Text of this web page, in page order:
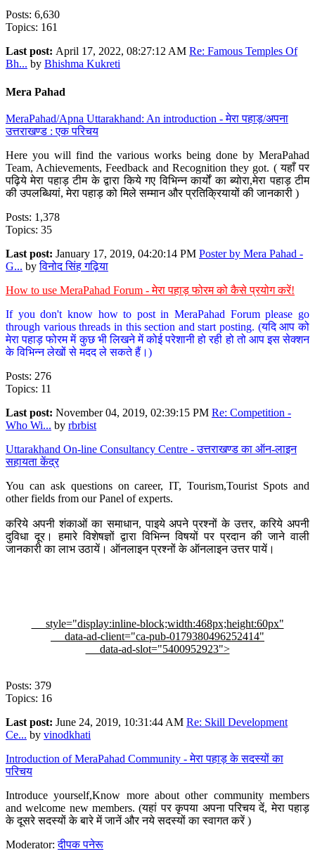
Posts: 6,630
Topics: 161
Last post: April 17, 2022, 08:27:12 AM Re: Famous Temples Of
Bh... by Bhishma Kukreti
Mera Pahad
MeraPahad/Apna Uttarakhand: An introduction - मेरा पहाड़/अपना
उत्तराखण्ड : एक परिचय
Here you will find the various works being done by MeraPahad
Team, Achievements, Feedback and Recognition they got. ( यहाँ पर
पढ़िये मेरा पहाड़ टीम के द्वारा किये गए विभिन्न कार्यों का ब्योरा,मेरा पहाड़ टीम
की उपलब्धियां, मेरा पहाड़ को मिले सम्मान और प्रतिक्रियायों की जानकारी )
Posts: 1,378
Topics: 35
Last post: January 17, 2019, 04:20:14 PM Poster by Mera Pahad -
G... byविनोद सिंह गढ़िया
How to use MeraPahad Forum - मेरा पहाड़ फोरम को कैसे प्रयोग करें!
If you don't know how to post in MeraPahad Forum please go
through various threads in this section and start posting. (यदि आप को
मेरा पहाड़ फोरम में कुछ भी लिखने में कोई परेशानी हो रही हो तो आप इस सेक्शन
के विभिन्न लेखों से मदद ले सकते हैं।)
Posts: 276
Topics: 11
Last post: November 04, 2019, 02:39:15 PM Re: Competition -
Who Wi... by rbrbist
Uttarakhand On-line Consultancy Centre - उत्तराखण्ड का ऑन-लाइन
सहायता केंद्र
You can ask questions on career, IT, Tourism,Tourist Spots and
other fields from our Panel of experts.
करिये अपनी शंकाओं का समाधान, पाइये अपने प्रश्नों के उत्तर, करिये अपनी
दुविधा दूर। हमारे विशेषज्ञों द्वारा विभिन्न विषयों पर प्रदान की जाने वाली
जानकारी का लाभ उठायें। ऑनलाइन प्रश्नों के ऑनलाइन उत्तर पायें।
style="display:inline-block;width:468px;height:60px"
data-ad-client="ca-pub-0179380496252414"
data-ad-slot="5400952923">
Posts: 379
Topics: 16
Last post: June 24, 2019, 10:31:44 AM Re: Skill Development
Ce... by vinodkhati
Introduction of MeraPahad Community - मेरा पहाड़ के सदस्यों का
परिचय
Introduce yourself,Know more about other community members
and welcome new members. (यहां पर कृपया अपना परिचय दें, मेरा पहाड़
के दूसरे सदस्यों के बारे में जानें और नये सदस्यों का स्वागत करें )
Moderator:दीपक पनेरू